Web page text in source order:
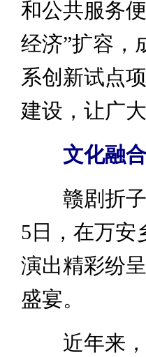
和公共服务
经济”扩容，
系创新试点
建设，让广
文化融
赣剧折子
5日，在万安
演出精彩纷
盛宴。
近年来，